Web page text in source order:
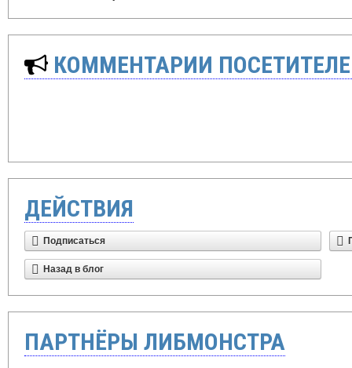
КОММЕНТАРИИ
ДЕЙСТВИЯ
Подписаться
Назад в блог
ПАРТНЁРЫ ЛИБМОНСТРА